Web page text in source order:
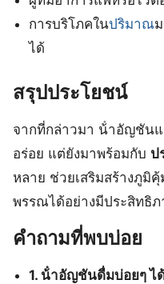
การบริโภคในปริมาณ
ได้
สรุปประโยชน์
จากที่กล่าวมา น้ําอัญชัน
อร่อย แต่ยังมาพร้อมกับ ป
หลาย ช่วยเสริมสร้างภูมิ
พรรณได้อย่างมีประสิทธิภ
คำถามที่พบบ่อย
1. น้ําอัญชันดื่มบ่อยๆ ไ